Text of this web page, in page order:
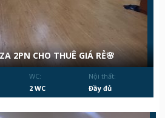
2PN CHO THUÊ GIÁ RẺ🌸
WC:
2 WC
Nội thất:
Đầy đủ